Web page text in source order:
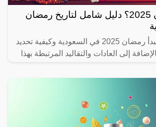
متى رمضان 2025؟ دليل شامل لتاريخ رمضان
اكتشف متى يبدأ رمضان 2025 في السعودية وكيفية تحديد
إلى العادات والتقاليد المرتبطة بهذا